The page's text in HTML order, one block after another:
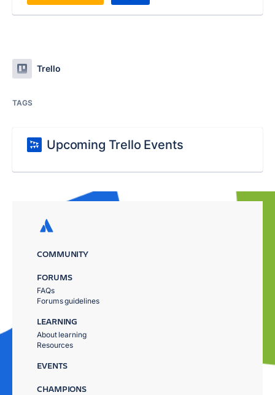
Trello
TAGS
Upcoming Trello Events
COMMUNITY
FORUMS
FAQs
Forums guidelines
LEARNING
About learning
Resources
EVENTS
CHAMPIONS